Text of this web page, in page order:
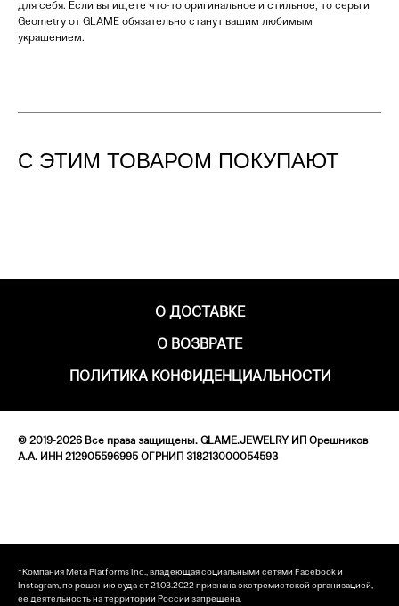
для себя. Если вы ищете что-то оригинальное и стильное, то серьги
Geometry от GLAME обязательно станут вашим любимым
украшением.
С ЭТИМ ТОВАРОМ ПОКУПАЮТ
О ДОСТАВКЕ
О ВОЗВРАТЕ
ПОЛИТИКА КОНФИДЕНЦИАЛЬНОСТИ
© 2019-2026 Все права защищены. GLAME.JEWELRY ИП Орешников
А.А. ИНН 212905596995 ОГРНИП 318213000054593
*Компания Meta Platforms Inc., владеющая социальными сетями Facebook и
Instagram, по решению суда от 21.03.2022 признана экстремистской организацией,
ее деятельность на территории России запрещена.